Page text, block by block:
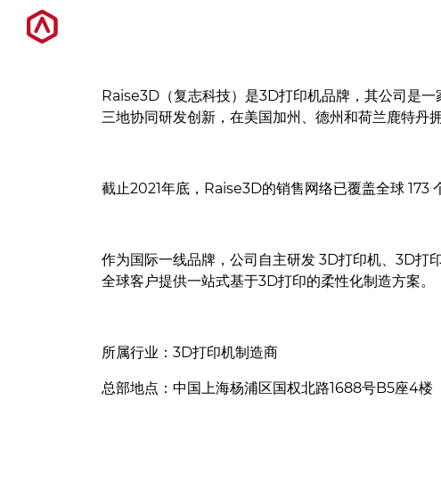
3D打印机
行业应用
Raise3D（复志科技）是3D打印机品牌，其公司是
三地协同研发创新，在美国加州、德州和荷兰鹿特丹
截止2021年底，Raise3D的销售网络已覆盖全球 173
作为国际一线品牌，公司自主研发 3D打印机、3D
全球客户提供一站式基于3D打印的柔性化制造方案。
所属行业：3D打印机制造商
总部地点：中国上海杨浦区国权北路1688号B5座4楼